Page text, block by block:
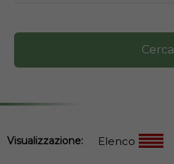
Cerca
Visualizzazione: Elenco